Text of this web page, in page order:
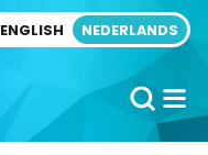
ENGLISH NEDERLANDS